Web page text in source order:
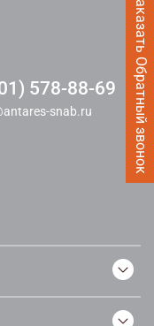
Заказать Обратный звонок
578-88-69
snab.ru